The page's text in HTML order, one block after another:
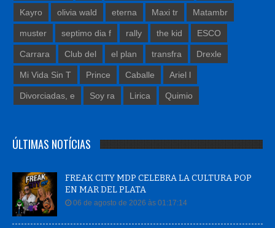
Kayro olivia wald eterna Maxi tr Matambr
muster septimo dia f rally the kid ESCO
Carrara Club del el plan transfra Drexle
Mi Vida Sin T Prince Caballe Ariel l
Divorciadas, e Soy ra Lirica Quimio
ÚLTIMAS NOTÍCIAS
FREAK CITY MDP CELEBRA LA CULTURA POP
EN MAR DEL PLATA
06 de agosto de 2026 às 01:17:14